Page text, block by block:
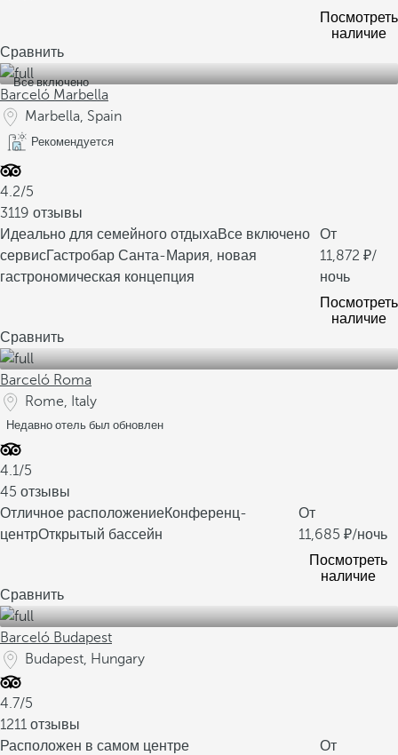
Посмотреть
наличие
Сравнить
Все включено
Barceló Marbella
Marbella, Spain
Рекомендуется
4.2/5
3119 отзывы
Идеально для семейного отдыхаВсе включено
сервисГастробар Санта-Мария, новая
гастрономическая концепция
От
11,872
/
ночь
Посмотреть
наличие
Сравнить
Barceló Roma
Rome, Italy
Недавно отель был обновлен
4.1/5
45 отзывы
Отличное расположениеКонференц-
центрОткрытый бассейн
От
11,685
/ночь
Посмотреть
наличие
Сравнить
Barceló Budapest
Budapest, Hungary
4.7/5
1211 отзывы
Расположен в самом центре
От